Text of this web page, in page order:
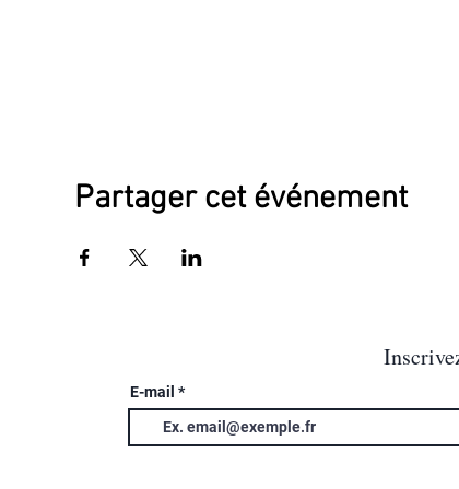
Partager cet événement
E-mail